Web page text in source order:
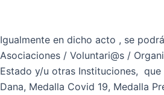
Igualmente en dicho acto , se
Asociaciones / Voluntari@s /
Estado y/u otras Instituciones,
Dana, Medalla Covid 19, Medalla